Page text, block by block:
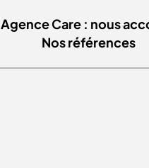
Agence Care : nous
Nos références